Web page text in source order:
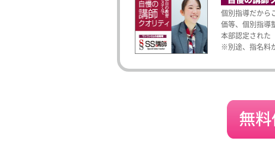
個別指導だから
価等、個別指導
本部認定された
※別途、指名料